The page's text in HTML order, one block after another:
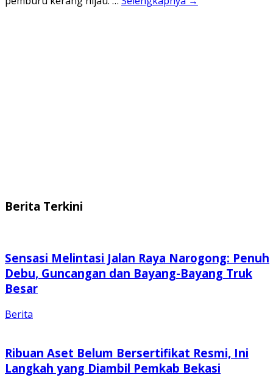
Berita Terkini
Sensasi Melintasi Jalan Raya Narogong: Penuh
Debu, Guncangan dan Bayang-Bayang Truk
Besar
Berita
Ribuan Aset Belum Bersertifikat Resmi, Ini
Langkah yang Diambil Pemkab Bekasi